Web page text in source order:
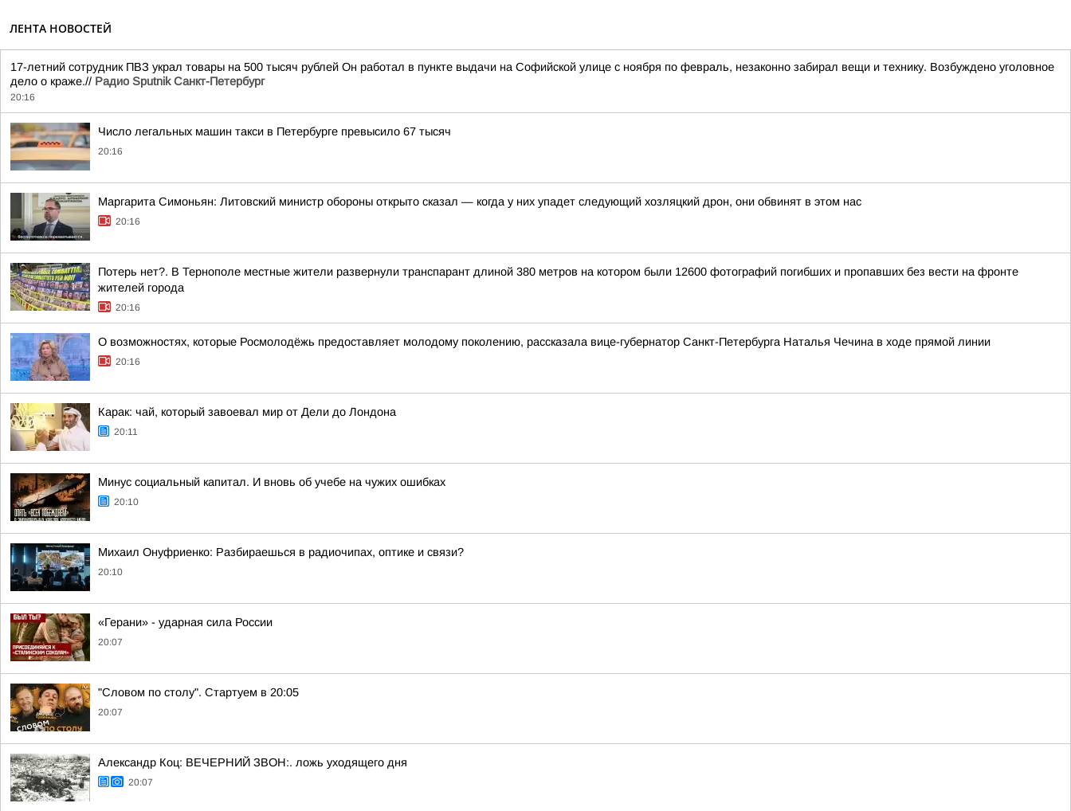
ЛЕНТА НОВОСТЕЙ
17-летний сотрудник ПВЗ украл товары на 500 тысяч рублей Он работал в пункте выдачи на Софийской улице с ноября по февраль, незаконно забирал вещи и технику. Возбуждено уголовное
дело о краже.// Радио Sputnik Санкт-Петербург
20:16
Число легальных машин такси в Петербурге превысило 67 тысяч
20:16
Маргарита Симоньян: Литовский министр обороны открыто сказал — когда у них упадет следующий хозляцкий дрон, они обвинят в этом нас
20:16
Потерь нет?. В Тернополе местные жители развернули транспарант длиной 380 метров на котором были 12600 фотографий погибших и пропавших без вести на фронте
жителей города
20:16
О возможностях, которые Росмолодёжь предоставляет молодому поколению, рассказала вице-губернатор Санкт-Петербурга Наталья Чечина в ходе прямой линии
20:16
Карак: чай, который завоевал мир от Дели до Лондона
20:11
Минус социальный капитал. И вновь об учебе на чужих ошибках
20:10
Михаил Онуфриенко: Разбираешься в радиочипах, оптике и связи?
20:10
«Герани» - ударная сила России
20:07
"Словом по столу". Стартуем в 20:05
20:07
Александр Коц: ВЕЧЕРНИЙ ЗВОН:. ложь уходящего дня
20:07